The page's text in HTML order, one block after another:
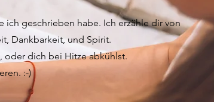
ich geschrieben habe. Ich erzähle dir von
Dankbarkeit, und Spirit.
oder dich bei Hitze abkühlst.
:-)